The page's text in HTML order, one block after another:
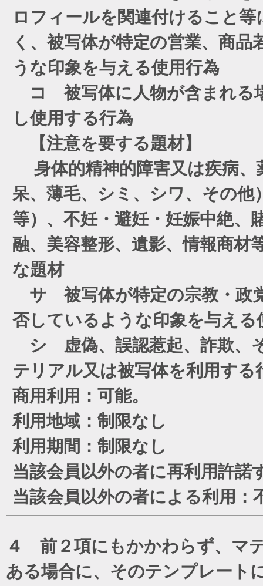
ロフィールを関連付けること
く、被写体が特定の営業、商
うな印象を与える使用行為
コ 被写体に人物が含まれる
し使用する行為
【注意を要する題材】
身体的精神的障害又は疾病、
呆、薄毛、シミ、シワ、その他
等）、不妊・避妊・妊娠中絶、
融、美容整形、遺影、情報商材
な題材
サ 被写体が特定の宗教・政
否しているような印象を与える
シ 虚偽、誤認惹起、詐欺、
テリアル又は被写体を利用する
商用利用：可能。
利用地域：制限なし
利用期間：制限なし
当該会員以外の者に再利用許諾
当該会員以外の者による利用：
４ 前２項にもかかわらず、マ
ある場合に、そのテンプレート